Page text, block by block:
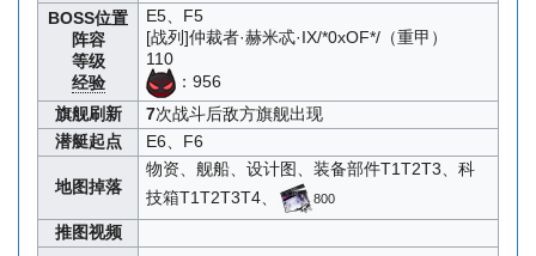
BOSS位置
阵容
等级
经验
E5、F5
[战列]仲裁者·赫米忒·IX/*0xOF*/（重甲）
110
：956
旗舰刷新
7次战斗后敌方旗舰出现
潜艇起点
E6、F6
地图掉落
物资、舰船、设计图、装备部件T1T2T3、科
技箱T1T2T3T4、
800
推图视频